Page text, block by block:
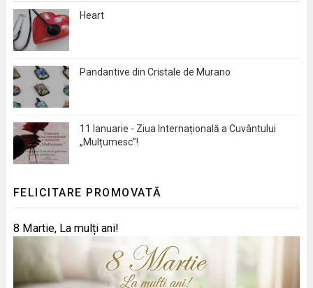
Heart
Pandantive din Cristale de Murano
11 Ianuarie - Ziua Internațională a Cuvântului
„Mulțumesc”!
FELICITARE PROMOVATĂ
8 Martie, La mulți ani!